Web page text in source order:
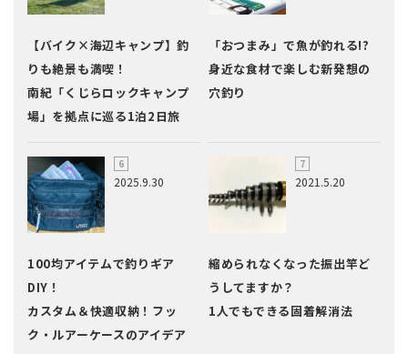
【バイク×海辺キャンプ】釣
りも絶景も満喫！
南紀「くじらロックキャンプ
場」を拠点に巡る1泊2日旅
「おつまみ」で魚が釣れる!?
身近な食材で楽しむ新発想の
穴釣り
2025.9.30
100均アイテムで釣りギア
DIY！
カスタム＆快適収納！フッ
ク・ルアーケースのアイデア
2021.5.20
縮められなくなった振出竿ど
うしてますか？
1人でもできる固着解消法